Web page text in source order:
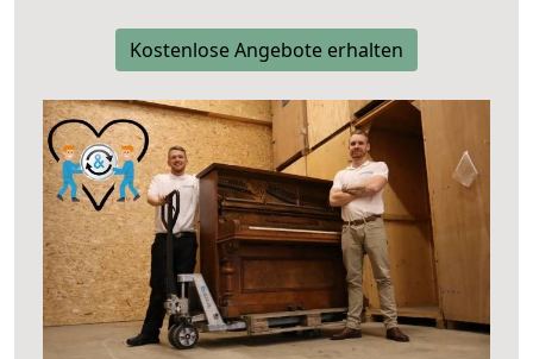
Kostenlose Angebote erhalten